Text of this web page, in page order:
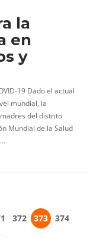
la
en
y
19 Dado el actual
mundial, la
del distrito
Mundial de la Salud
372 373 374